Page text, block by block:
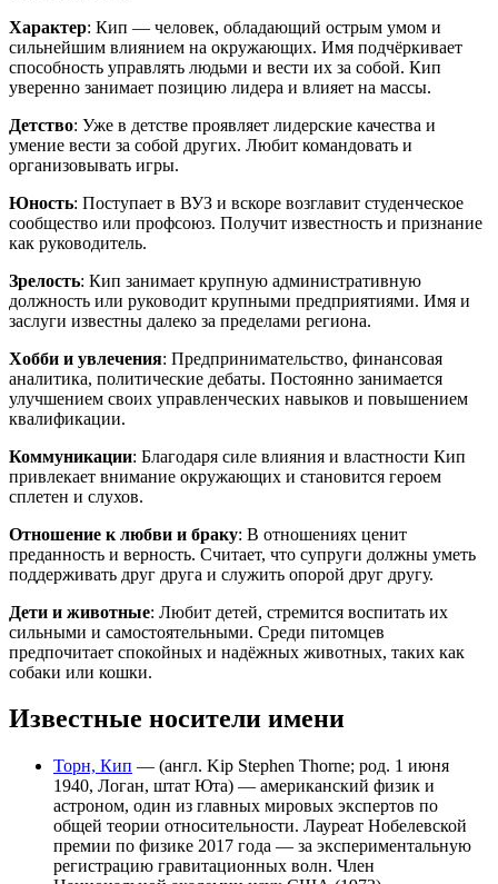
Характер: Кип — человек, обладающий острым умом и
сильнейшим влиянием на окружающих. Имя подчёркивает
способность управлять людьми и вести их за собой. Кип
уверенно занимает позицию лидера и влияет на массы.
Детство: Уже в детстве проявляет лидерские качества и
умение вести за собой других. Любит командовать и
организовывать игры.
Юность: Поступает в ВУЗ и вскоре возглавит студенческое
сообщество или профсоюз. Получит известность и признание
как руководитель.
Зрелость: Кип занимает крупную административную
должность или руководит крупными предприятиями. Имя и
заслуги известны далеко за пределами региона.
Хобби и увлечения: Предпринимательство, финансовая
аналитика, политические дебаты. Постоянно занимается
улучшением своих управленческих навыков и повышением
квалификации.
Коммуникации: Благодаря силе влияния и властности Кип
привлекает внимание окружающих и становится героем
сплетен и слухов.
Отношение к любви и браку: В отношениях ценит
преданность и верность. Считает, что супруги должны уметь
поддерживать друг друга и служить опорой друг другу.
Дети и животные: Любит детей, стремится воспитать их
сильными и самостоятельными. Среди питомцев
предпочитает спокойных и надёжных животных, таких как
собаки или кошки.
Известные носители имени
Торн, Кип — (англ. Kip Stephen Thorne; род. 1 июня
1940, Логан, штат Юта) — американский физик и
астроном, один из главных мировых экспертов по
общей теории относительности. Лауреат Нобелевской
премии по физике 2017 года — за экспериментальную
регистрацию гравитационных волн. Член